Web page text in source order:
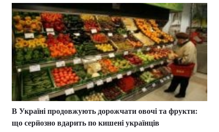
В Україні продовжують дорожчати овочі та фрукти:
що серйозно вдарить по кишені українців